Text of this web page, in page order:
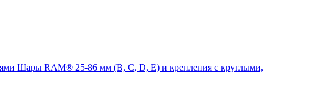
Шары RAM® 25-86 мм (B, C, D, E) и крепления с круглыми,